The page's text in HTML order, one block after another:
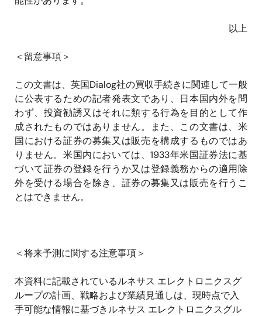
以上
＜留意事項＞
この文書は、英国Dialog社の買収手続きに関連して一般
に公表するための記者発表文であり、日本国内外を問
わず、投資勧誘又はそれに類する行為を目的として作
成されたものではありません。また、この文書は、米
国における証券の募集又は販売を構成するものではあ
りません。米国内においては、1933年米国証券法に基
づいて証券の登録を行うか又は登録義務からの適用除
外を受ける場合を除き、証券の募集又は販売を行うこ
とはできません。
＜将来予測に関する注意事項＞
本資料に記載されているルネサス エレクトロニクスグ
ループの計画、戦略および業績見通しは、現時点で入
手可能な情報に基づきルネサス エレクトロニクスグル